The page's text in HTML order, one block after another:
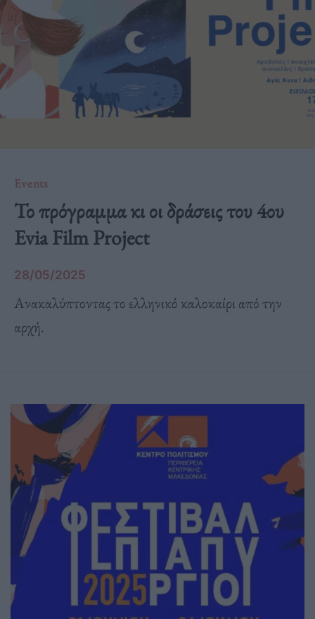
Events
Το πρόγραμμα κι οι δράσεις του 4ου
Evia Film Project
28/05/2025
Ανακαλύπτοντας το ελληνικό καλοκαίρι από την
αρχή.